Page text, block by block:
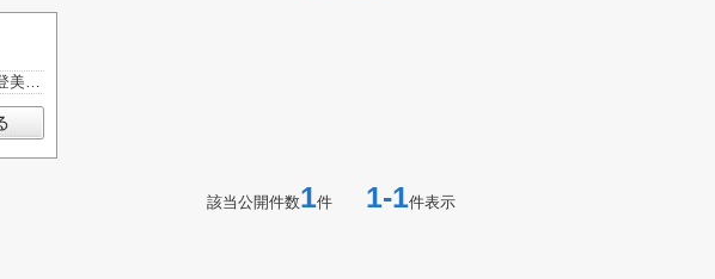
近鉄けいはんな線 学研奈良登美ヶ丘駅
該当公開件数1件 1-1件表示